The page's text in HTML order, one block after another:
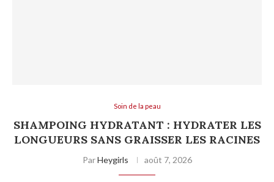
Soin de la peau
SHAMPOING HYDRATANT : HYDRATER LES
LONGUEURS SANS GRAISSER LES RACINES
ParHeygirls août 7, 2026